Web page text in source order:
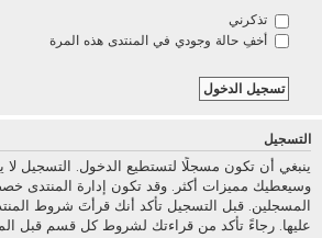
تذكرني
أخفِ حالة وجودي في المنتدى هذه المرة
التسجيل
ينبغي أن تكون مسجلًا لتستطيع الدخول. التسجيل
وسيعطيك مميزات أكثر. وقد تكون إدارة المنتدى
المسجلين. قبل التسجيل تأكد أنك قرأتَ شروط
عليها. رجاءً تأكد من قراءتك لشروط كل قسم قبل